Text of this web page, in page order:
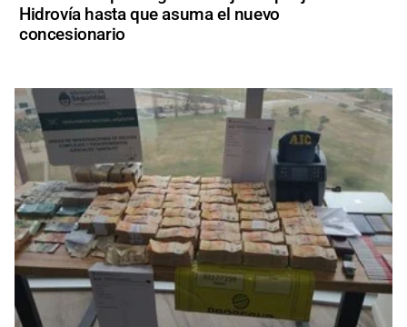
Hidrovía hasta que asuma el nuevo
concesionario